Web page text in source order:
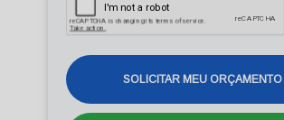
SOLICITAR MEU ORÇAMENTO